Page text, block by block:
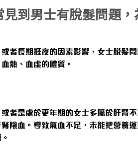
到男士有脫髮問題
者長期捱夜的因素影響，女士脫髮
熱、血虛的體質。
者是處於更年期的女士多屬於肝腎
陰血。導致氣血不足，未能把營養